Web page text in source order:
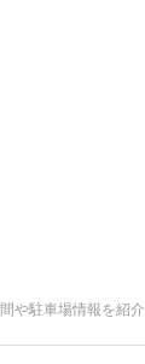
や駐車場情報を紹介